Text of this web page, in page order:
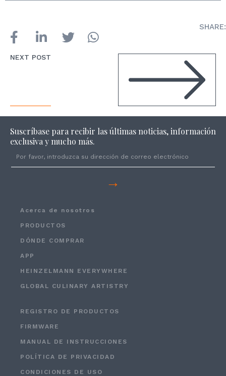
SHARE:
NEXT POST
Suscríbase para recibir las últimas noticias, información
exclusiva y mucho más.
→
Acerca de nosotros
PRODUCTOS
DÓNDE COMPRAR
APP
HEINZELMANN EVERYWHERE
GLOBAL CULINARY ARTISTRY
REGISTRO DE PRODUCTOS
FIRMWARE
MANUAL DE INSTRUCCIONES
POLÍTICA DE PRIVACIDAD
CONDICIONES DE USO